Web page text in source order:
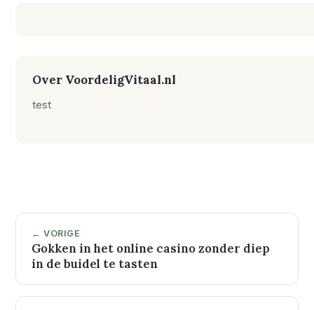
Over VoordeligVitaal.nl
test
← VORIGE
Gokken in het online casino zonder diep
in de buidel te tasten